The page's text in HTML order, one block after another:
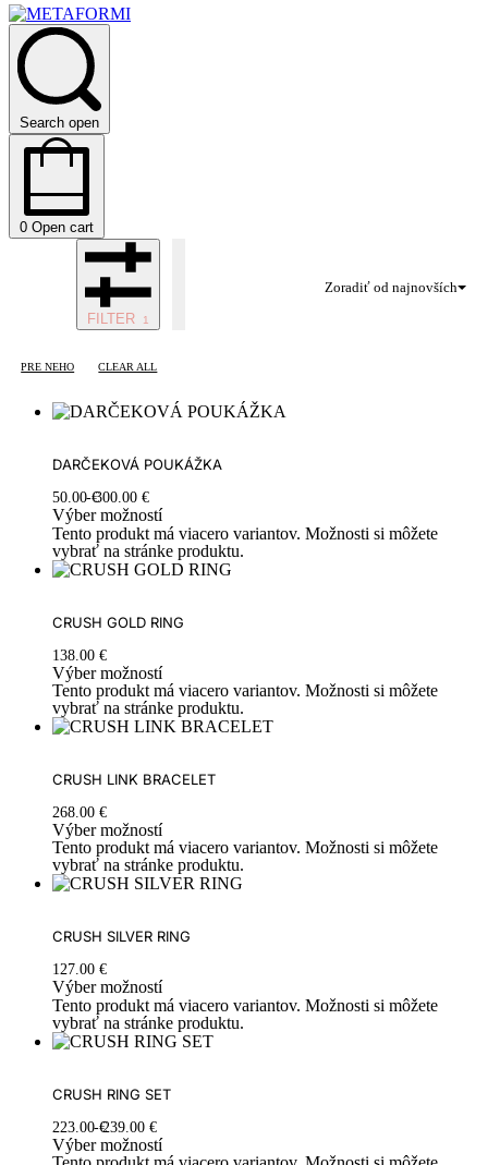
Search open
0 Open cart
Zoradiť od najnovších
FILTER
PRE NEHO CLEAR ALL
DARČEKOVÁ POUKÁŽKA
50.00€300.00 €
Výber možností
Tento produkt má viacero variantov. Možnosti si môžete
vybrať na stránke produktu.
CRUSH GOLD RING
138.00 €
Výber možností
Tento produkt má viacero variantov. Možnosti si môžete
vybrať na stránke produktu.
CRUSH LINK BRACELET
268.00 €
Výber možností
Tento produkt má viacero variantov. Možnosti si môžete
vybrať na stránke produktu.
CRUSH SILVER RING
127.00 €
Výber možností
Tento produkt má viacero variantov. Možnosti si môžete
vybrať na stránke produktu.
CRUSH RING SET
223.00€239.00 €
Výber možností